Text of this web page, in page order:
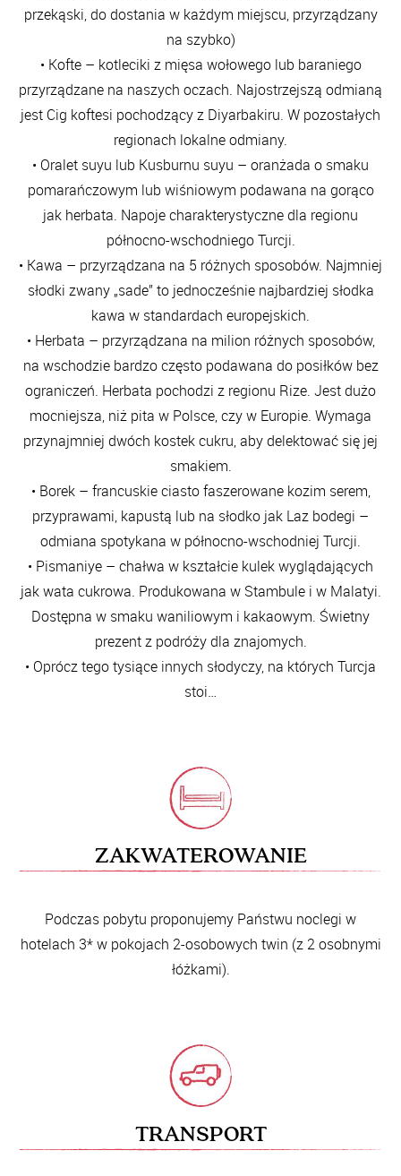
przekąski, do dostania w każdym miejscu, przyrządzany
na szybko)
• Kofte – kotleciki z mięsa wołowego lub baraniego
przyrządzane na naszych oczach. Najostrzejszą odmianą
jest Cig koftesi pochodzący z Diyarbakiru. W pozostałych
regionach lokalne odmiany.
• Oralet suyu lub Kusburnu suyu – oranżada o smaku
pomarańczowym lub wiśniowym podawana na gorąco
jak herbata. Napoje charakterystyczne dla regionu
północno-wschodniego Turcji.
• Kawa – przyrządzana na 5 różnych sposobów. Najmniej
słodki zwany „sade” to jednocześnie najbardziej słodka
kawa w standardach europejskich.
• Herbata – przyrządzana na milion różnych sposobów,
na wschodzie bardzo często podawana do posiłków bez
ograniczeń. Herbata pochodzi z regionu Rize. Jest dużo
mocniejsza, niż pita w Polsce, czy w Europie. Wymaga
przynajmniej dwóch kostek cukru, aby delektować się jej
smakiem.
• Borek – francuskie ciasto faszerowane kozim serem,
przyprawami, kapustą lub na słodko jak Laz bodegi –
odmiana spotykana w północno-wschodniej Turcji.
• Pismaniye – chałwa w kształcie kulek wyglądających
jak wata cukrowa. Produkowana w Stambule i w Malatyi.
Dostępna w smaku waniliowym i kakaowym. Świetny
prezent z podróży dla znajomych.
• Oprócz tego tysiące innych słodyczy, na których Turcja
stoi…
ZAKWATEROWANIE
Podczas pobytu proponujemy Państwu noclegi w
hotelach 3* w pokojach 2-osobowych twin (z 2 osobnymi
łóżkami).
TRANSPORT